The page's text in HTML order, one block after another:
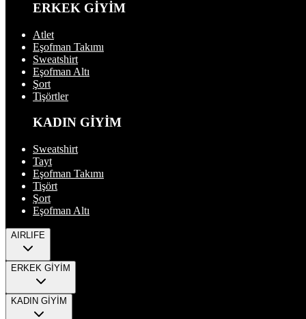
ERKEK GİYİM
Atlet
Eşofman Takımı
Sweatshirt
Eşofman Altı
Şort
Tişörtler
KADIN GİYİM
Sweatshirt
Tayt
Eşofman Takımı
Tişört
Şort
Eşofman Altı
AIRLIFE
ERKEK GİYİM
KADIN GİYİM